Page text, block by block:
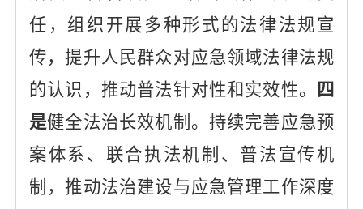
任，组织开展多种形式的法律法规宣
传，提升人民群众对应急领域法律法规
的认识，推动普法针对性和实效性。
四
是健全法治长效机制 。 持续完善应急预
案体系、联合执法机制、普法宣传机
制，推动法治建设与应急管理工作深度